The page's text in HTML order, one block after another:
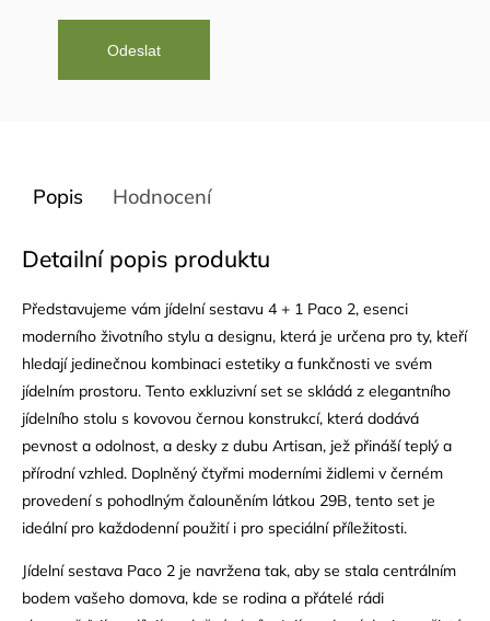
Popis Hodnocení
Detailní popis produktu
Představujeme vám jídelní sestavu 4 + 1 Paco 2, esenci
moderního životního stylu a designu, která je určena pro ty, kteří
hledají jedinečnou kombinaci estetiky a funkčnosti ve svém
jídelním prostoru. Tento exkluzivní set se skládá z elegantního
jídelního stolu s kovovou černou konstrukcí, která dodává
pevnost a odolnost, a desky z dubu Artisan, jež přináší teplý a
přírodní vzhled. Doplněný čtyřmi moderními židlemi v černém
provedení s pohodlným čalouněním látkou 29B, tento set je
ideální pro každodenní použití i pro speciální příležitosti.
Jídelní sestava Paco 2 je navržena tak, aby se stala centrálním
bodem vašeho domova, kde se rodina a přátelé rádi